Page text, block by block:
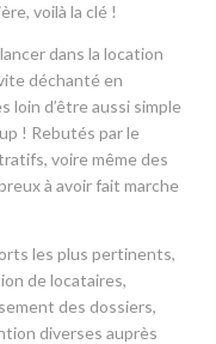
voilà la clé !
dans la location
déchanté en
d’être aussi simple
! Rebutés par le
voire même des
à avoir fait marche
les plus pertinents,
de locataires,
des dossiers,
diverses auprès